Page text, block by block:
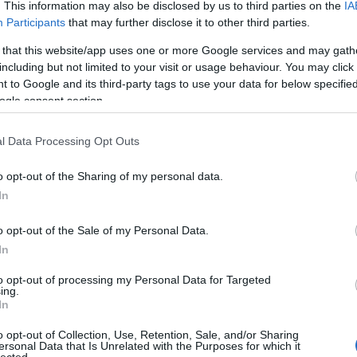
This information may also be disclosed by us to third parties on the
Participants that may further disclose it to other third parties.
that this website/app uses one or more Google services and may
but not limited to your visit or usage behaviour. You may
to Google and its third-party tags to use your data for below
consent section.
Data Processing Opt Outs
opt-out of the Sharing of my personal data.
opt-out of the Sale of my Personal Data.
opt-out of processing my Personal Data for Targeted
opt-out of Collection, Use, Retention, Sale, and/or Sharing
Data that Is Unrelated with the Purposes for which it
»
netvibes feed
AZ
FELÉ